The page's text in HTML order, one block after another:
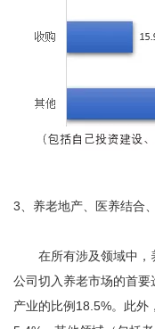
3、养老地产、医养结合
在所有涉及领域中
公司切入养老市场的首
产业的比例18.5%。此外